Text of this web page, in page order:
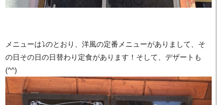
メニューは⤵︎のとおり、洋風の定番メニューがありまして、そ
の日その日の日替わり定食があります！そして、デザートも
(^^)